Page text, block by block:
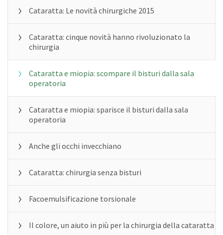
Cataratta: Le novità chirurgiche 2015
Cataratta: cinque novità hanno rivoluzionato la
chirurgia
Cataratta e miopia: scompare il bisturi dalla sala
operatoria
Cataratta e miopia: sparisce il bisturi dalla sala
operatoria
Anche gli occhi invecchiano
Cataratta: chirurgia senza bisturi
Facoemulsificazione torsionale
Il colore, un aiuto in più per la chirurgia della cataratta